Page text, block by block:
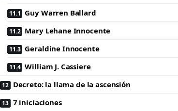
Guy Warren Ballard
Mary Lehane Innocente
Geraldine Innocente
William J. Cassiere
Decreto: la llama de la ascensión
7 iniciaciones